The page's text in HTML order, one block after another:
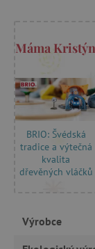
Máma
BRIO: Švédská
tradice a výtečná
kvalita
dřevěných vláčků
Výrobce